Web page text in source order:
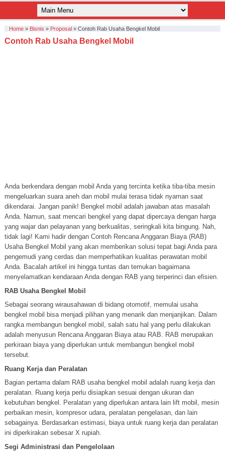
Home» Bisnis » Proposal» Contoh Rab Usaha Bengkel Mobil
Contoh Rab Usaha Bengkel Mobil
Anda berkendara dengan mobil Anda yang tercinta ketika tiba-tiba mesin
mengeluarkan suara aneh dan mobil mulai terasa tidak nyaman saat
dikendarai. Jangan panik! Bengkel mobil adalah jawaban atas masalah
Anda. Namun, saat mencari bengkel yang dapat dipercaya dengan harga
yang wajar dan pelayanan yang berkualitas, seringkali kita bingung. Nah,
tidak lagi! Kami hadir dengan Contoh Rencana Anggaran Biaya (RAB)
Usaha Bengkel Mobil yang akan memberikan solusi tepat bagi Anda para
pengemudi yang cerdas dan memperhatikan kualitas perawatan mobil
Anda. Bacalah artikel ini hingga tuntas dan temukan bagaimana
menyelamatkan kendaraan Anda dengan RAB yang terperinci dan efisien.
RAB Usaha Bengkel Mobil
Sebagai seorang wirausahawan di bidang otomotif, memulai usaha
bengkel mobil bisa menjadi pilihan yang menarik dan menjanjikan. Dalam
rangka membangun bengkel mobil, salah satu hal yang perlu dilakukan
adalah menyusun Rencana Anggaran Biaya atau RAB. RAB merupakan
perkiraan biaya yang diperlukan untuk membangun bengkel mobil
tersebut.
Ruang Kerja dan Peralatan
Bagian pertama dalam RAB usaha bengkel mobil adalah ruang kerja dan
peralatan. Ruang kerja perlu disiapkan sesuai dengan ukuran dan
kebutuhan bengkel. Peralatan yang diperlukan antara lain lift mobil, mesin
perbaikan mesin, kompresor udara, peralatan pengelasan, dan lain
sebagainya. Berdasarkan estimasi, biaya untuk ruang kerja dan peralatan
ini diperkirakan sebesar X rupiah.
Segi Administrasi dan Pengelolaan